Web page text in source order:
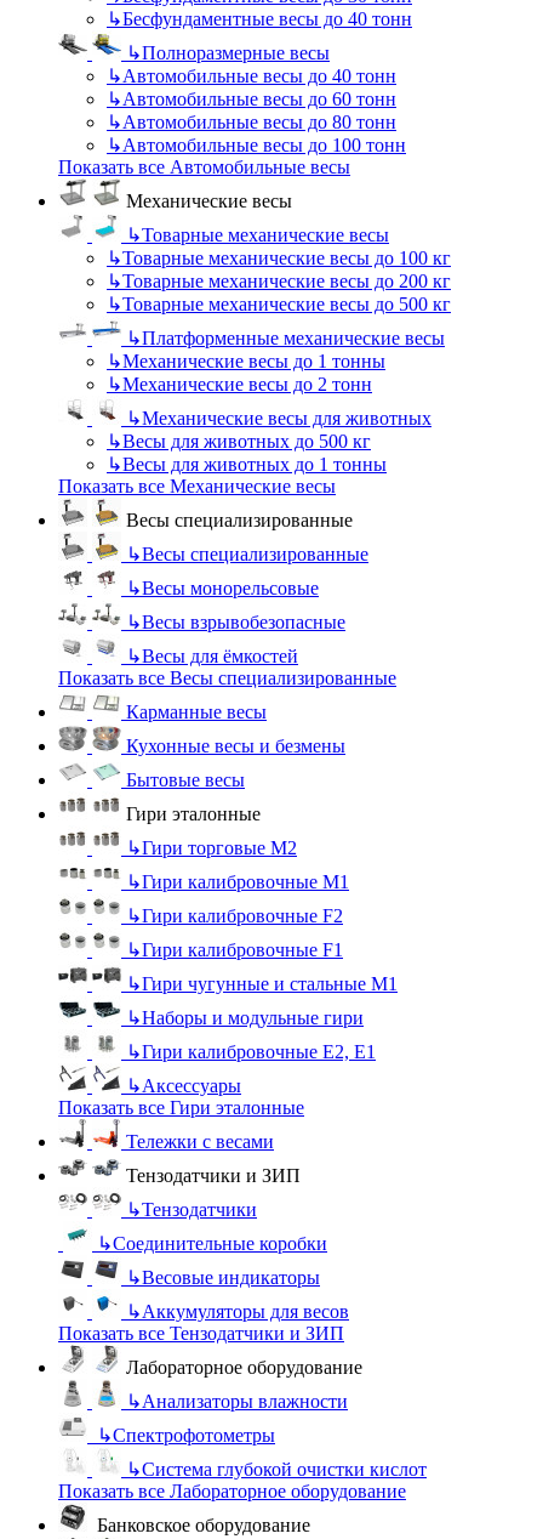
↳Бесфундаментные весы до 40 тонн
↳Полноразмерные весы
↳Автомобильные весы до 40 тонн
↳Автомобильные весы до 60 тонн
↳Автомобильные весы до 80 тонн
↳Автомобильные весы до 100 тонн
Показать все Автомобильные весы
Механические весы
↳Товарные механические весы
↳Товарные механические весы до 100 кг
↳Товарные механические весы до 200 кг
↳Товарные механические весы до 500 кг
↳Платформенные механические весы
↳Механические весы до 1 тонны
↳Механические весы до 2 тонн
↳Механические весы для животных
↳Весы для животных до 500 кг
↳Весы для животных до 1 тонны
Показать все Механические весы
Весы специализированные
↳Весы специализированные
↳Весы монорельсовые
↳Весы взрывобезопасные
↳Весы для ёмкостей
Показать все Весы специализированные
Карманные весы
Кухонные весы и безмены
Бытовые весы
Гири эталонные
↳Гири торговые М2
↳Гири калибровочные М1
↳Гири калибровочные F2
↳Гири калибровочные F1
↳Гири чугунные и стальные М1
↳Наборы и модульные гири
↳Гири калибровочные E2, Е1
↳Аксессуары
Показать все Гири эталонные
Тележки с весами
Тензодатчики и ЗИП
↳Тензодатчики
↳Соединительные коробки
↳Весовые индикаторы
↳Аккумуляторы для весов
Показать все Тензодатчики и ЗИП
Лабораторное оборудование
↳Анализаторы влажности
↳Спектрофотометры
↳Система глубокой очистки кислот
Показать все Лабораторное оборудование
Банковское оборудование